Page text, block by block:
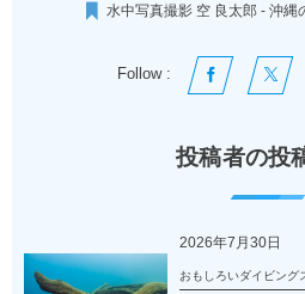
水中写真撮影 空 良太郎 - 沖縄
Follow :
投稿者の投
2026年7月30日
おもしろいダイビング